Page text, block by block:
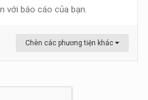
với báo cáo của bạn.
Chèn các phương tiện khác